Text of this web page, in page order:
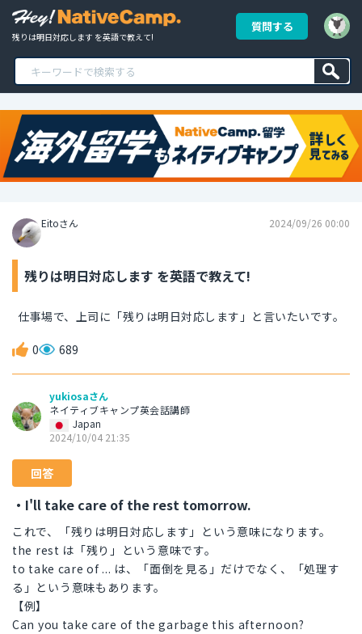
残りは明日対応します を英語で教えて!
質問する
Eitoさん 2024/09/26 00:00
残りは明日対応します を英語で教えて!
仕事場で、上司に「残りは明日対応します」と言いたいです。
0 689
yukiosaさん
ネイティブキャンプ英会話講師
Japan
2024/10/04 21:35
回答
・I'll take care of the rest tomorrow.
これで、「残りは明日対応します」という意味になります。
the rest は「残り」という意味です。
to take care of ... は、「面倒を見る」だけでなく、「処理す
る」という意味もあります。
【例】
Can you take care of the garbage this afternoon?